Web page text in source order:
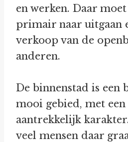
en werken. Daar
primair naar uitgaan
verkoop van de
anderen.
De binnenstad is een
mooi gebied, met een
aantrekkelijk
veel mensen daar